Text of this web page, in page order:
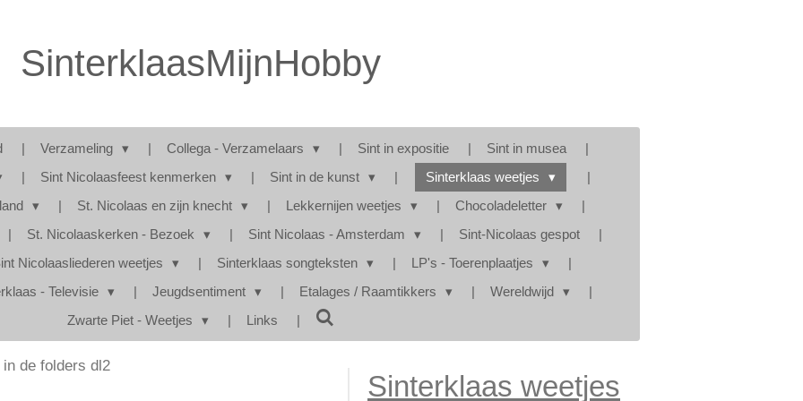
SinterklaasMijnHobby
Verzameling Collega - Verzamelaars Sint in expositie
Sint in musea
Sint Nicolaasfeest kenmerken Sint in de kunst
Sinterklaas weetjes
St. Nicolaas en zijn knecht Lekkernijen weetjes
Chocoladeletter
St. Nicolaaskerken - Bezoek Sint Nicolaas - Amsterdam
Sint-Nicolaas gespot
Nicolaasliederen weetjes Sinterklaas songteksten
LP's - Toerenplaatjes
- Televisie Jeugdsentiment Etalages / Raamtikkers
Wereldwijd
Zwarte Piet - Weetjes
Links
in de folders dl2
Sinterklaas weetjes